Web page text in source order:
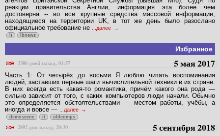
агентов Британской Секретной Службы (бывшая MI6). Судя по
реакции правительства Англии, информация эта более чем
достоверна -- во все крупные средства массовой информации,
находящиеся на территории UK, в тот же день было разослано
официальное требование не ...далее
it ibnews
Избранное
3380 дней назад, 01:57
5 мая 2017
Часть 1: От четырёх до восьми Я люблю читать воспоминания
людей, заставших первые шаги вычислительной техники в их стране.
В них всегда есть какая-то романтика, причём какого она рода —
сильно зависит от того, с каких компьютеров люди начали. Обычно
это определяется обстоятельствами — местом работы, учёбы, а
иногда и вовсе — ...далее
demoscene it oldcomps
2892 дня назад, 20:30 5 сентября 2018